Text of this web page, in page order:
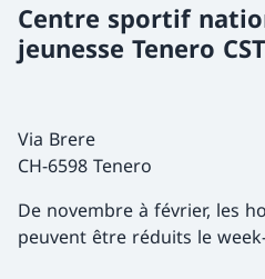
Centre sportif
jeunesse Tenero CST
Via Brere
CH-6598 Tenero
De novembre à février, les
peuvent être réduits le